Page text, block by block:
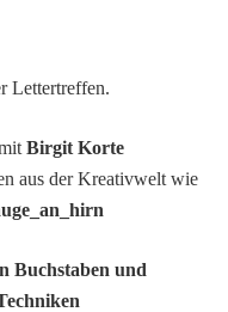
Lettertreffen.
Birgit Korte
aus der Kreativwelt wie
Buchstaben und